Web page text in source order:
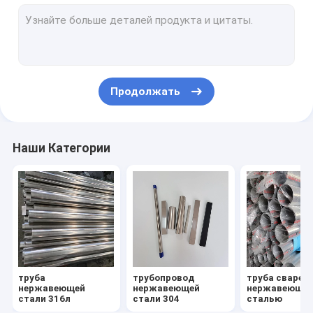
лист нержавеющей стали зеркала
Труба алюминиевого сплава
Лист алюминиевого сплава
Катушка алюминиевого сплава
штуцеры нержавеющей стали
Продолжать
Наши Категории
труба
нержавеющей
стали 316л
трубопровод
нержавеющей
стали 304
труба
сталью